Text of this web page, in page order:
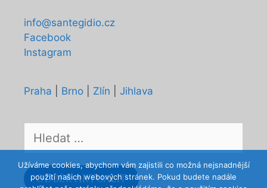
info@santegidio.cz
Facebook
Instagram
Praha Brno Zlín Jihlava
ODBĚR AKTUALIT
Užíváme cookies, abychom vám zajistili co možná nejsnadnější
použití našich webových stránek. Pokud budete nadále